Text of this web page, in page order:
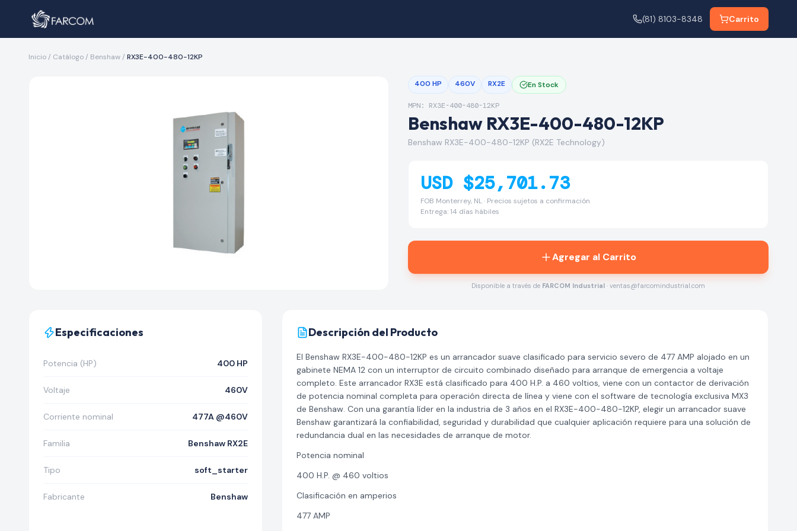
(81) 8103-8348 Carrito
Inicio / Catálogo / Benshaw / RX3E-400-480-12KP
400 HP 460V RX2E En Stock
MPN: RX3E-400-480-12KP
Benshaw RX3E-400-480-12KP
Benshaw RX3E-400-480-12KP (RX2E Technology)
USD $25,701.73
FOB Monterrey, NL · Precios sujetos a confirmación
Entrega: 14 días hábiles
Agregar al Carrito
Disponible a través de FARCOM Industrial · ventas@farcomindustrial.com
Especificaciones
Potencia (HP) 400 HP
Voltaje 460V
Corriente nominal 477A @460V
Familia Benshaw RX2E
Tipo soft_starter
Fabricante Benshaw
Descripción del Producto
El Benshaw RX3E-400-480-12KP es un arrancador suave clasificado para servicio severo de 477 AMP alojado en un
gabinete NEMA 12 con un interruptor de circuito combinado diseñado para arranque de emergencia a voltaje
completo. Este arrancador RX3E está clasificado para 400 H.P. a 460 voltios, viene con un contactor de derivación
de potencia nominal completa para operación directa de línea y viene con el software de tecnología exclusiva MX3
de Benshaw. Con una garantía líder en la industria de 3 años en el RX3E-400-480-12KP, elegir un arrancador suave
Benshaw garantizará la confiabilidad, seguridad y durabilidad que cualquier aplicación requiere para una solución de
redundancia dual en las necesidades de arranque de motor.
Potencia nominal
400 H.P. @ 460 voltios
Clasificación en amperios
477 AMP